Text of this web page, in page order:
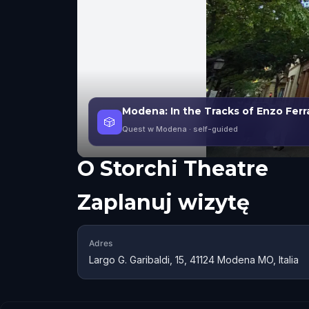
🎲
Modena: In the Tracks of Enzo
Quest w Modena · self-guided
O Storchi Theatre
Zaplanuj wizytę
Adres
Largo G. Garibaldi, 15, 41124 Modena MO, Italia